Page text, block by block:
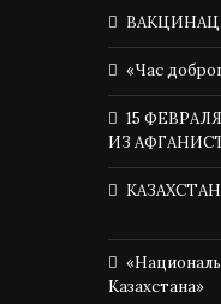
«Час
15
ИЗ
Казахстана»